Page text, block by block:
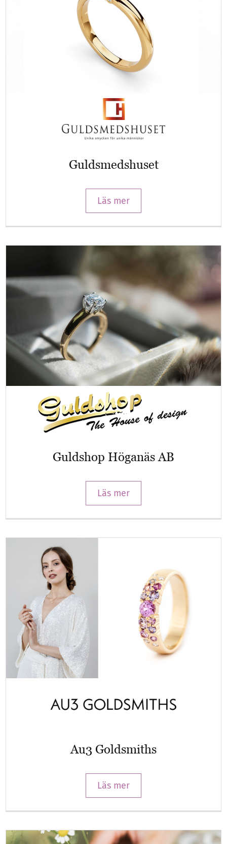
Guldsmedshuset
Läs mer
Guldshop Höganäs AB
Läs mer
Au3 Goldsmiths
Läs mer